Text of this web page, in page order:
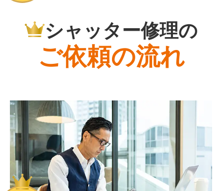
シャッター修理の
ご依頼の流れ